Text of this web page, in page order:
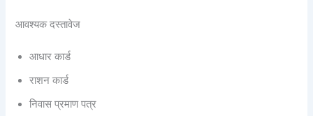
आवश्यक दस्तावेज
आधार कार्ड
राशन कार्ड
निवास प्रमाण पत्र